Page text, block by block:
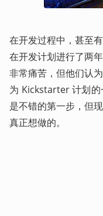
在开发过程中，甚至
在开发计划进行了两
非常痛苦，但他们认
为 Kickstarter 计划
是不错的第一步，但
真正想做的。